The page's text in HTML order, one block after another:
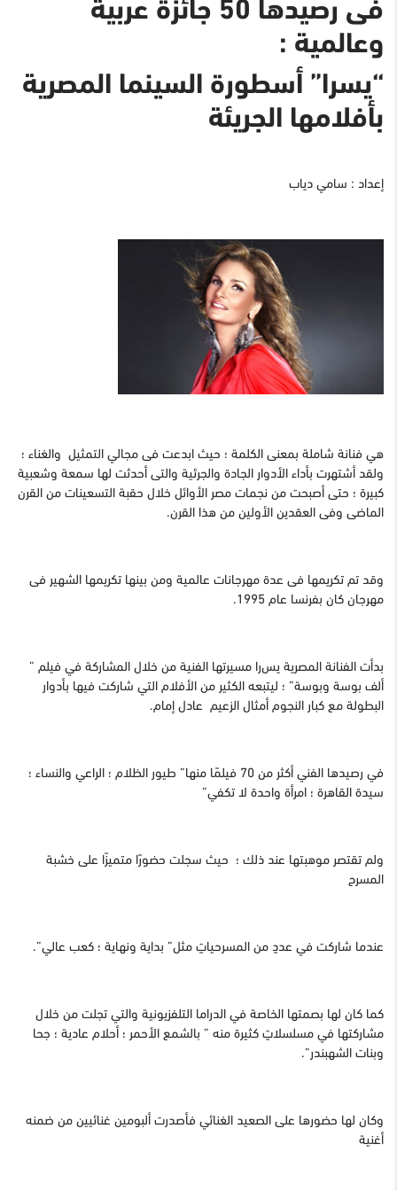
وعالمية :
“يسرا” أسطورة السينما المصرية
بأفلامها الجريئة
إعداد : سامي دياب
هي فنانة شاملة بمعنى الكلمة ؛ حيث ابدعت فى مجالي التمثيل والغناء ؛
ولقد أشتهرت بأداء الأدوار الجادة والجرئية والتى أحدثت لها سمعة وشعبية
كبيرة ؛ حتى أصبحت من نجمات مصر الأوائل خلال حقبة التسعينات من القرن
الماضى وفى العقدين الأولين من هذا القرن.
وقد تم تكريمها فى عدة مهرجانات عالمية ومن بينها تكريمها الشهير فى
مهرجان كان بفرنسا عام 1995.
بدأت الفنانة المصرية يسرا مسيرتها الفنية من خلال المشاركة في فيلم ”
ألف بوسة وبوسة” ؛ ليتبعه الكثير من الأفلام التي شاركت فيها بأدوار
البطولة مع كبار النجوم أمثال الزعيم عادل إمام.
في رصيدها الفني أكثر من 70 فيلمًا منها” طيور الظلام ؛ الراعي والنساء ؛
سيدة القاهرة ؛ امرأة واحدة لا تكفي”
ولم تقتصر موهبتها عند ذلك ؛ حيث سجلت حضورًا متميزًا على خشبة
المسرح
عندما شاركت في عددٍ من المسرحياتٍ مثل” بداية ونهاية ؛ كعب عالي”.
كما كان لها بصمتها الخاصة في الدراما التلفزيونية والتي تجلت من خلال
مشاركتها في مسلسلاتٍ كثيرة منه ” بالشمع الأحمر ؛ أحلام عادية ؛ جحا
وبنات الشهبندر”.
وكان لها حضورها على الصعيد الغنائي فأصدرت ألبومين غنائيين من ضمنه
أغنية